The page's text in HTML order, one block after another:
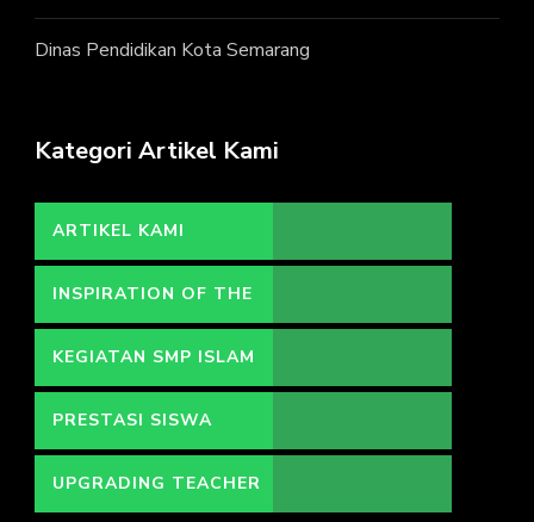
Dinas Pendidikan Kota Semarang
Kategori Artikel Kami
ARTIKEL KAMI
INSPIRATION OF THE
DAY
KEGIATAN SMP ISLAM
HIDAYATULLAH
PRESTASI SISWA
UPGRADING TEACHER